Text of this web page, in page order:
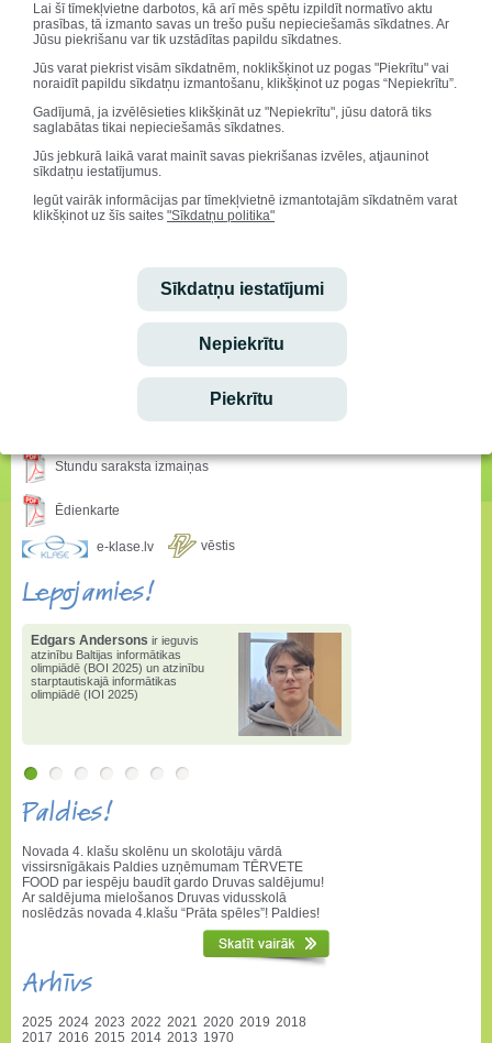
Lai šī tīmekļvietne darbotos, kā arī mēs spētu izpildīt normatīvo aktu
prasības, tā izmanto savas un trešo pušu nepieciešamās sīkdatnes. Ar
Jūsu piekrišanu var tik uzstādītas papildu sīkdatnes.
Jūs varat piekrist visām sīkdatnēm, noklikšķinot uz pogas "Piekrītu" vai
noraidīt papildu sīkdatņu izmantošanu, klikšķinot uz pogas “Nepiekrītu”.
Gadījumā, ja izvēlēsieties klikšķināt uz "Nepiekrītu", jūsu datorā tiks
saglabātas tikai nepieciešamās sīkdatnes.
Jūs jebkurā laikā varat mainīt savas piekrišanas izvēles, atjauninot
sīkdatņu iestatījumus.
Iegūt vairāk informācijas par tīmekļvietnē izmantotajām sīkdatnēm varat
klikšķinot uz šīs saites "Sīkdatņu politika"
Sīkdatņu iestatījumi
Nepiekrītu
Piekrītu
Ielādēt vēl
Sveicam svētkos!
Mudīte, Vladislava, Vladislavs
Stundu saraksta izmaiņas
Ēdienkarte
e-klase.lv vēstis
Lepojamies!
Edgars Andersons ir ieguvis
atzinību Baltijas informātikas
olimpiādē (BOI 2025) un atzinību
starptautiskajā informātikas
olimpiādē (IOI 2025)
Paldies!
Novada 4. klašu skolēnu un skolotāju vārdā
vissirsnīgākais Paldies uzņēmumam TĒRVETE
FOOD par iespēju baudīt gardo Druvas saldējumu!
Ar saldējuma mielošanos Druvas vidusskolā
noslēdzās novada 4.klašu “Prāta spēles”! Paldies!
Arhīvs
2025 2024 2023 2022 2021 2020 2019 2018
2017 2016 2015 2014 2013 1970